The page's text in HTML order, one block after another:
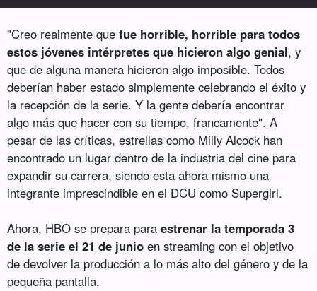
"Creo realmente quefue horrible, horrible para todos
estos jóvenes intérpretes que hicieron algo genial, y
que de alguna manera hicieron algo imposible. Todos
deberían haber estado simplemente celebrando el éxito y
la recepción de la serie. Y la gente debería encontrar
algo más que hacer con su tiempo, francamente". A
pesar de las críticas, estrellas como Milly Alcock han
encontrado un lugar dentro de la industria del cine para
expandir su carrera, siendo esta ahora mismo una
integrante imprescindible en el DCU como Supergirl.
Ahora, HBO se prepara paraestrenar la temporada 3
de la serie el 21 de junio en streaming con el objetivo
de devolver la producción a lo más alto del género y de la
pequeña pantalla.